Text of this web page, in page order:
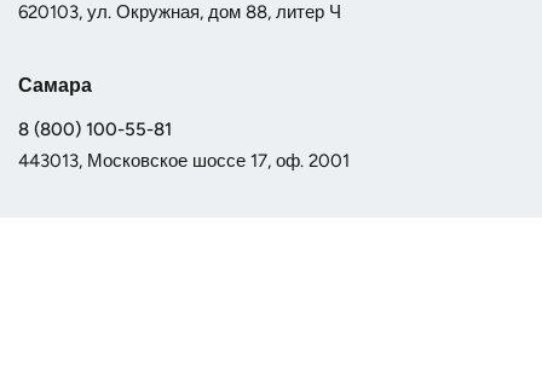
620103, ул. Окружная, дом 88, литер Ч
Самара
8 (800) 100-55-81
443013, Московское шоссе 17, оф. 2001